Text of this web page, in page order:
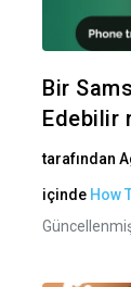
Bir
Edebilir
tarafından
içinde How